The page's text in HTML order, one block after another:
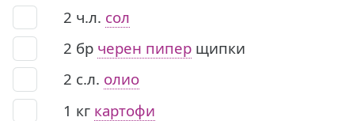
2 ч.л. сол
2 бр черен пипер щипки
2 с.л. олио
1 кг картофи